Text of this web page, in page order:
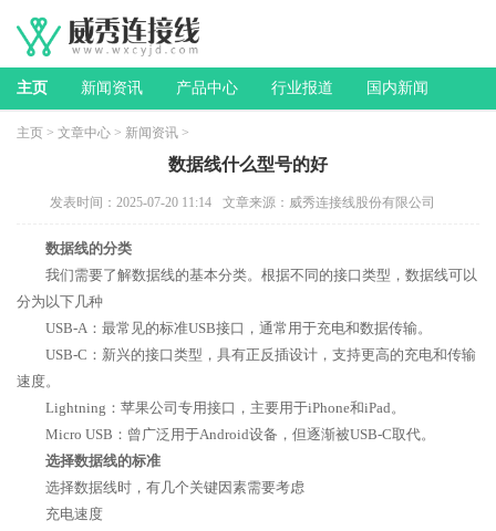
主页 新闻资讯 产品中心 行业报道 国内新闻
主页 > 文章中心 > 新闻资讯 >
数据线什么型号的好
发表时间：2025-07-20 11:14 文章来源：威秀连接线股份有限公司
数据线的分类
我们需要了解数据线的基本分类。根据不同的接口类型，数据线可以
分为以下几种
USB-A：最常见的标准USB接口，通常用于充电和数据传输。
USB-C：新兴的接口类型，具有正反插设计，支持更高的充电和传输
速度。
Lightning：苹果公司专用接口，主要用于iPhone和iPad。
Micro USB：曾广泛用于Android设备，但逐渐被USB-C取代。
选择数据线的标准
选择数据线时，有几个关键因素需要考虑
充电速度